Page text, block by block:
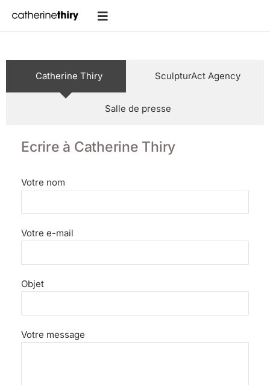
Catherine Thiry SculpturAct Agency
Salle de presse
Ecrire à Catherine Thiry
Votre nom
Votre e-mail
Objet
Votre message